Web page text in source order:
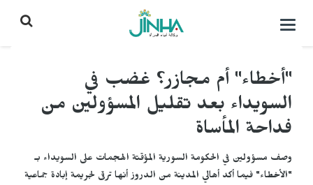
التحكم
"أخطاء" أم مجازر؟ غضب في
السويداء بعد تقليل المسؤولين من
فداحة المأساة
وصف مسؤولين في الحكومة السورية المؤقتة الهجمات على السويداء بـ
"الأخطاء" فيما أكد أهالي المدينة من الدروز أنها ترقى لجريمة إبادة جماعية